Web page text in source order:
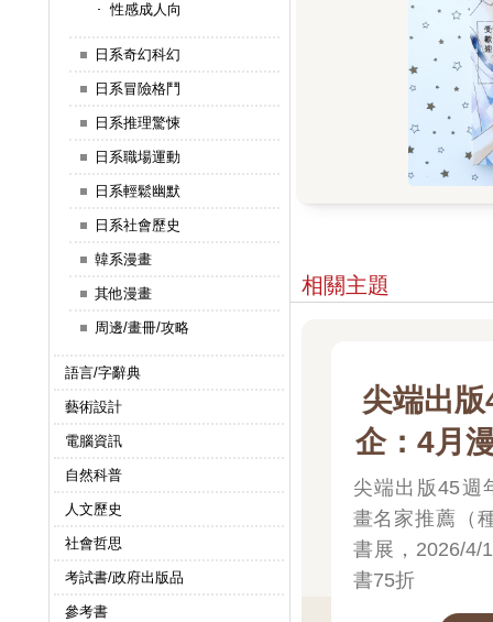
性感成人向
日系奇幻科幻
日系冒險格鬥
日系推理驚悚
日系職場運動
日系輕鬆幽默
日系社會歷史
韓系漫畫
其他漫畫
周邊/畫冊/攻略
語言/字辭典
藝術設計
電腦資訊
自然科普
人文歷史
社會哲思
考試書/政府出版品
參考書
相關主題
尖端出
企：4月
薦（種
子
尖端出版45週
畫名家推薦（
書展，2026/4/
書75折